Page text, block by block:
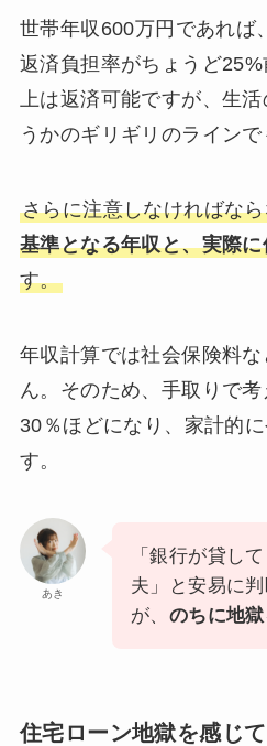
世帯年収600万円であれば
返済負担率がちょうど
上は返済可能ですが、生
うかのギリギリのラインで
さらに注意しなければな
基準となる年収と、実際
す。
年収計算では社会保険料
ん。そのため、手取りで
30％ほどになり、家計的
す。
あき
「銀行が貸し
夫」と安易に
が、 のちに地
住宅ローン地獄を感じ